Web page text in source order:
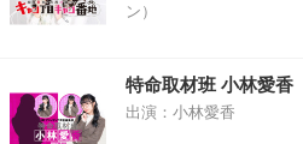
ン）
特命取材班 小林愛香
出演：小林愛香